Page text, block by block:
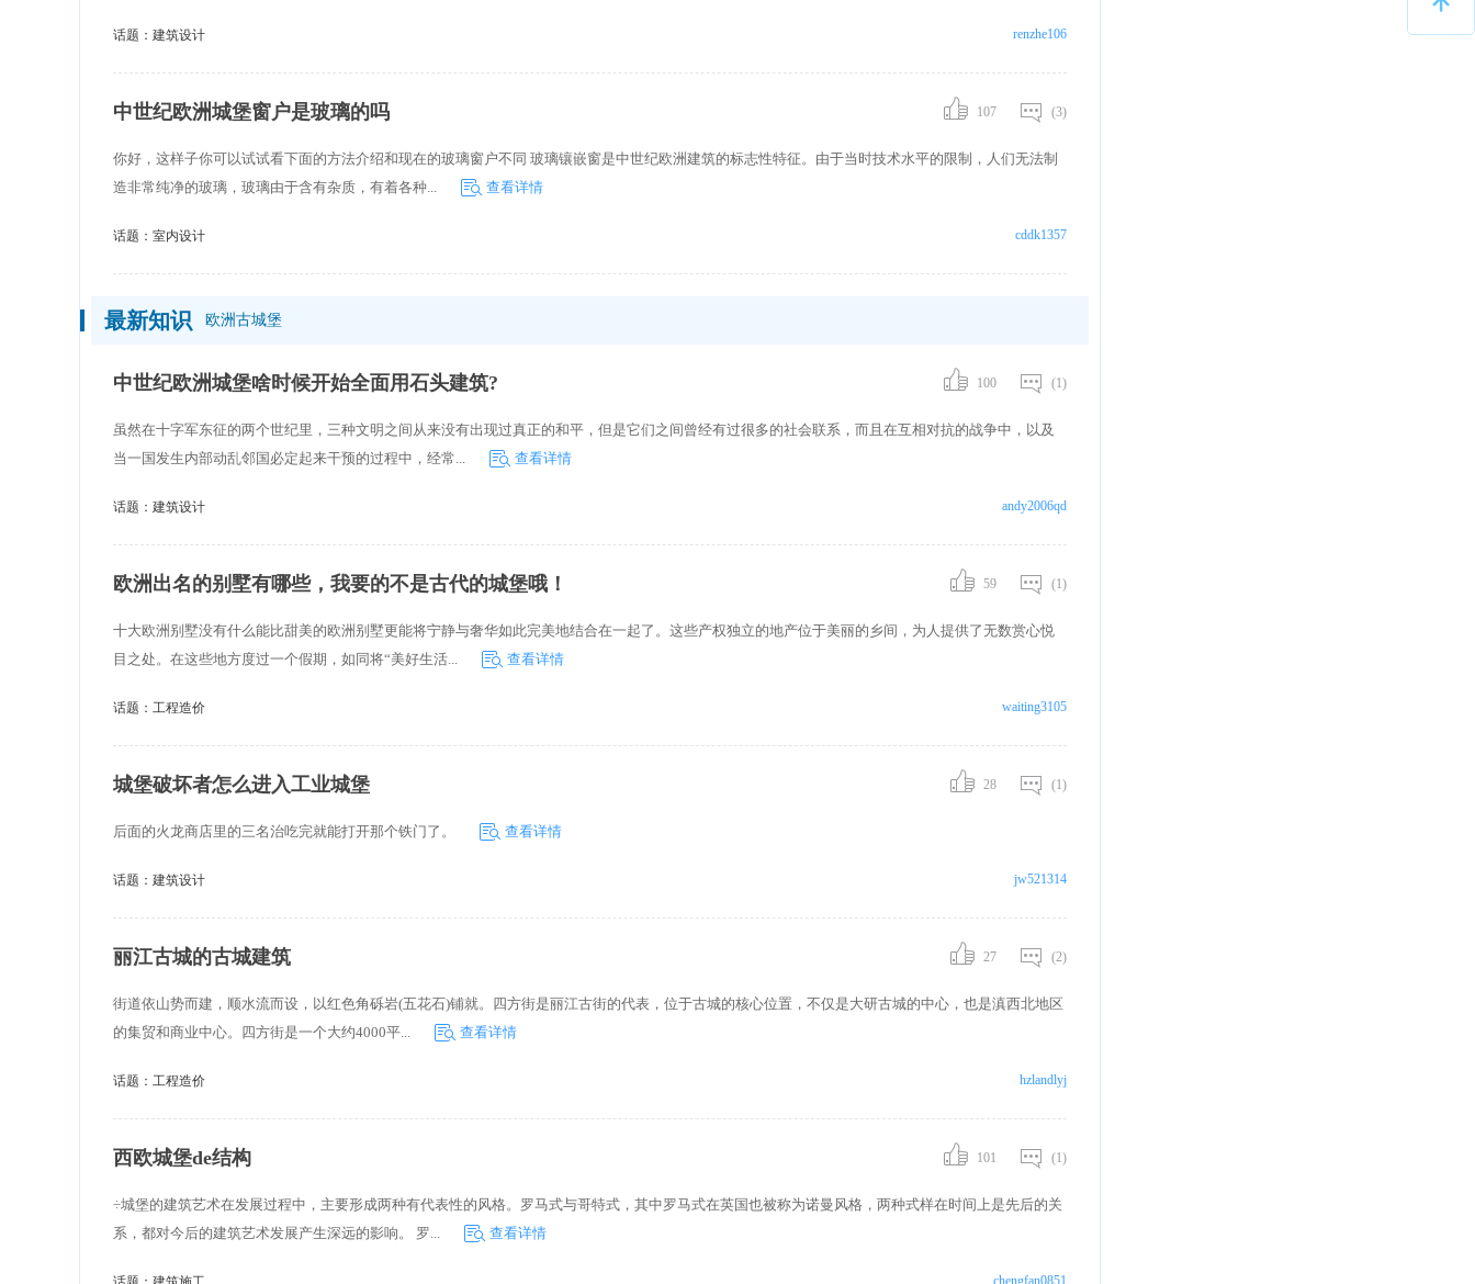
话题： 建筑设计 renzhe106
中世纪欧洲城堡窗户是玻璃的吗 (3)
107
你好，这样子你可以试试看下面的方法介绍和现在的玻璃窗户不同 玻璃镶嵌窗是中世纪欧洲建筑的标志性特征。由于当时技术水平的限制，人们无法制
造非常纯净的玻璃，玻璃由于含有杂质，有着各种...
查看详情
话题： 室内设计 cddk1357
最新知识 欧洲古城堡
中世纪欧洲城堡啥时候开始全面用石头建筑? (1)
100
虽然在十字军东征的两个世纪里，三种文明之间从来没有出现过真正的和平，但是它们之间曾经有过很多的社会联系，而且在互相对抗的战争中，以及
当一国发生内部动乱邻国必定起来干预的过程中，经常...
查看详情
话题： 建筑设计 andy2006qd
欧洲出名的别墅有哪些，我要的不是古代的城堡哦！ (1)
59
十大欧洲别墅没有什么能比甜美的欧洲别墅更能将宁静与奢华如此完美地结合在一起了。这些产权独立的地产位于美丽的乡间，为人提供了无数赏心悦
目之处。在这些地方度过一个假期，如同将“美好生活...
查看详情
话题： 工程造价 waiting3105
城堡破坏者怎么进入工业城堡 (1)
28
后面的火龙商店里的三名治吃完就能打开那个铁门了。 查看详情
话题： 建筑设计 jw521314
丽江古城的古城建筑 (2)
27
街道依山势而建，顺水流而设，以红色角砾岩(五花石)铺就。四方街是丽江古街的代表，位于古城的核心位置，不仅是大研古城的中心，也是滇西北地区
的集贸和商业中心。四方街是一个大约4000平...
查看详情
话题： 工程造价 hzlandlyj
西欧城堡de结构 (1)
101
÷城堡的建筑艺术在发展过程中，主要形成两种有代表性的风格。罗马式与哥特式，其中罗马式在英国也被称为诺曼风格，两种式样在时间上是先后的关
系，都对今后的建筑艺术发展产生深远的影响。 罗...
查看详情
chengfan0851